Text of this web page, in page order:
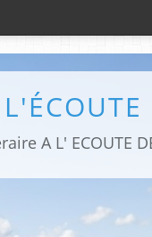
A L' ECOUTE